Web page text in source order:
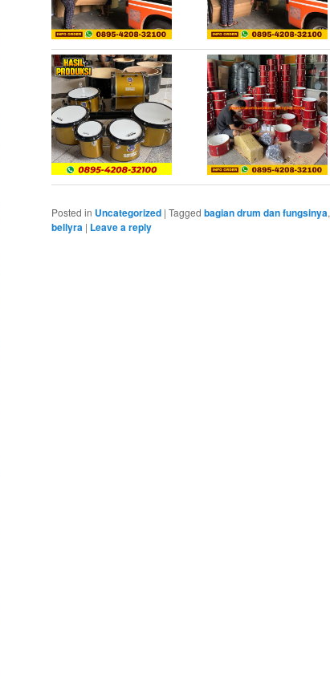
Posted in Uncategorized | Tagged bagian drum dan fungsinya,
bellyra | Leave a reply